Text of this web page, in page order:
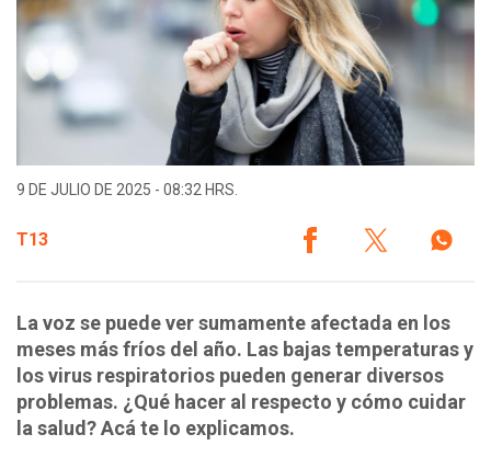
9 DE JULIO DE 2025 - 08:32 HRS.
T13
La voz se puede ver sumamente afectada en los
meses más fríos del año. Las bajas temperaturas y
los virus respiratorios pueden generar diversos
problemas. ¿Qué hacer al respecto y cómo cuidar
la salud? Acá te lo explicamos.